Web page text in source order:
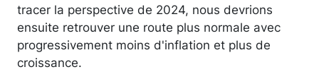
tracer la perspective de 2024, nous devrions
ensuite retrouver une route plus normale avec
progressivement moins d'inflation et plus de
croissance.